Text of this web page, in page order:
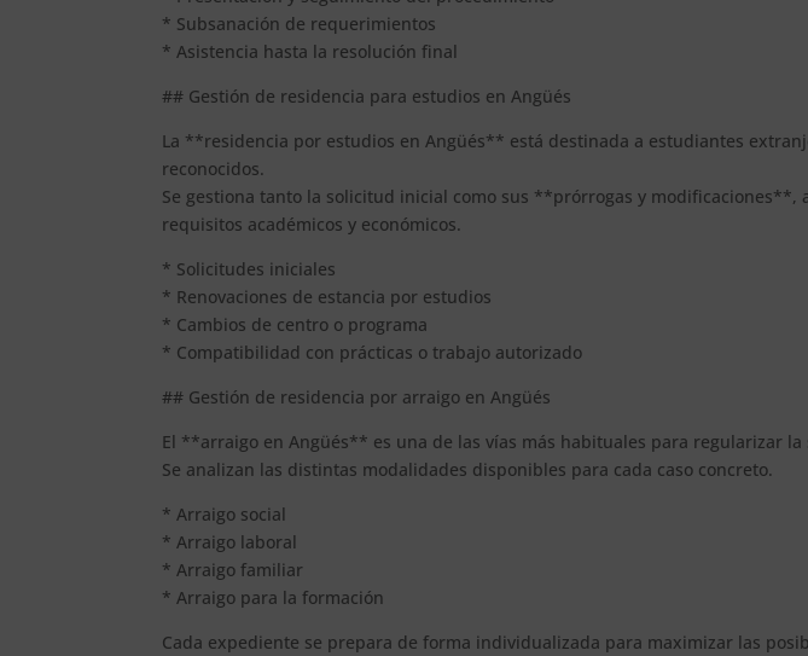
* Subsanación de requerimientos
* Asistencia hasta la resolución final
## Gestión de residencia para estudios en Angüés
La **residencia por estudios en Angüés** está destinada a estudiantes
reconocidos.
Se gestiona tanto la solicitud inicial como sus **prórrogas y modificaciones**,
requisitos académicos y económicos.
* Solicitudes iniciales
* Renovaciones de estancia por estudios
* Cambios de centro o programa
* Compatibilidad con prácticas o trabajo autorizado
## Gestión de residencia por arraigo en Angüés
El **arraigo en Angüés** es una de las vías más habituales para regularizar
Se analizan las distintas modalidades disponibles para cada caso concreto.
* Arraigo social
* Arraigo laboral
* Arraigo familiar
* Arraigo para la formación
Cada expediente se prepara de forma individualizada para maximizar las